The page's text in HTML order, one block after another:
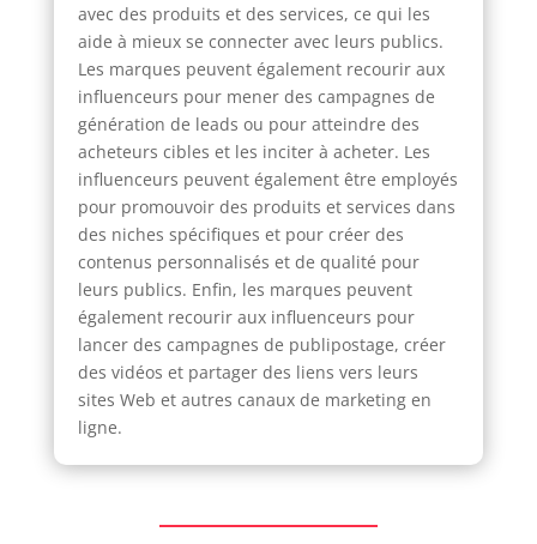
avec des produits et des services, ce qui les
aide à mieux se connecter avec leurs publics.
Les marques peuvent également recourir aux
influenceurs pour mener des campagnes de
génération de leads ou pour atteindre des
acheteurs cibles et les inciter à acheter. Les
influenceurs peuvent également être employés
pour promouvoir des produits et services dans
des niches spécifiques et pour créer des
contenus personnalisés et de qualité pour
leurs publics. Enfin, les marques peuvent
également recourir aux influenceurs pour
lancer des campagnes de publipostage, créer
des vidéos et partager des liens vers leurs
sites Web et autres canaux de marketing en
ligne.